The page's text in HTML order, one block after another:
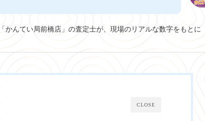
んてい局前橋店」の査定士が、現場のリアルな数字をもとに
CLOSE